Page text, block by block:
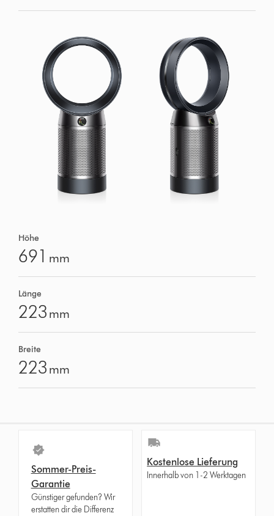
Höhe
691 mm
Länge
223 mm
Breite
223 mm
Sommer-Preis-
Garantie
Günstiger gefunden? Wir
erstatten dir die Differenz
Kostenlose Lieferung
Innerhalb von 1-2 Werktagen